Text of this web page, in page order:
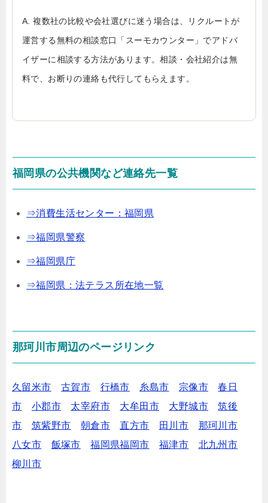
A. 複数社の比較や会社選びに迷う場合は、リクルートが
運営する無料の相談窓口「スーモカウンター」でアドバ
イザーに相談する方法があります。相談・会社紹介は無
料で、お断りの連絡も代行してもらえます。
福岡県の公共機関など連絡先一覧
⇒消費生活センター：福岡県
⇒福岡県警察
⇒福岡県庁
⇒福岡県：法テラス所在地一覧
那珂川市周辺のページリンク
久留米市 古賀市 行橋市 糸島市 宗像市
春日
市
小郡市 太宰府市 大牟田市 大野城市
筑後
市
筑紫野市 朝倉市 直方市 田川市
那珂川市
八女市
飯塚市 福岡県福岡市 福津市
北九州市
柳川市